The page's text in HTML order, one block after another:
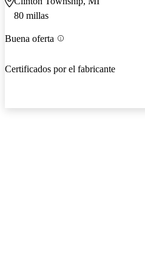
80 millas
Buena oferta
Certificados por el fabricante